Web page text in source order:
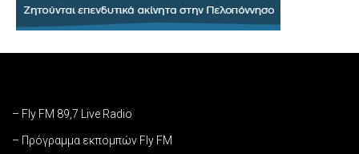
– Fly FM 89,7 Live Radio
– Πρόγραμμα εκπομπών Fly FM